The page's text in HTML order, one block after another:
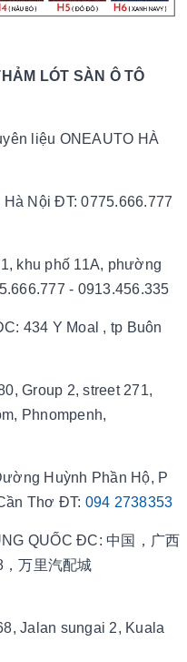
LÓT SÀN Ô TÔ
liệu ONEAUTO HÀ
Nội ĐT: 0775.666.777
khu phố 11A, phường
- 0913.456.335
434 Y Moal , tp Buôn
Group 2, street 271,
Phnompenh,
Huỳnh Phần Hộ, P
Thơ ĐT: 094 2738353
QUỐC ĐC: 中国，广西
万里汽配城
Jalan sungai 2, Kuala